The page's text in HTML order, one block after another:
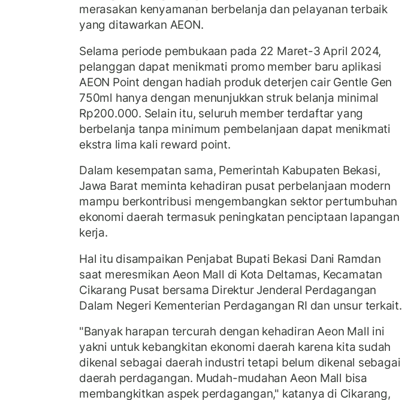
merasakan kenyamanan berbelanja dan pelayanan terbaik
yang ditawarkan AEON.
Selama periode pembukaan pada 22 Maret-3 April 2024,
pelanggan dapat menikmati promo member baru aplikasi
AEON Point dengan hadiah produk deterjen cair Gentle Gen
750ml hanya dengan menunjukkan struk belanja minimal
Rp200.000. Selain itu, seluruh member terdaftar yang
berbelanja tanpa minimum pembelanjaan dapat menikmati
ekstra lima kali reward point.
Dalam kesempatan sama, Pemerintah Kabupaten Bekasi,
Jawa Barat meminta kehadiran pusat perbelanjaan modern
mampu berkontribusi mengembangkan sektor pertumbuhan
ekonomi daerah termasuk peningkatan penciptaan lapangan
kerja.
Hal itu disampaikan Penjabat Bupati Bekasi Dani Ramdan
saat meresmikan Aeon Mall di Kota Deltamas, Kecamatan
Cikarang Pusat bersama Direktur Jenderal Perdagangan
Dalam Negeri Kementerian Perdagangan RI dan unsur terkait.
"Banyak harapan tercurah dengan kehadiran Aeon Mall ini
yakni untuk kebangkitan ekonomi daerah karena kita sudah
dikenal sebagai daerah industri tetapi belum dikenal sebagai
daerah perdagangan. Mudah-mudahan Aeon Mall bisa
membangkitkan aspek perdagangan," katanya di Cikarang,